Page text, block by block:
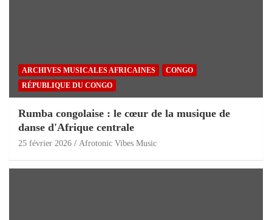
ARCHIVES MUSICALES AFRICAINES
CONGO
RÉPUBLIQUE DU CONGO
Rumba congolaise : le cœur de la musique de
danse d'Afrique centrale
25 février 2026 Afrotonic Vibes Music